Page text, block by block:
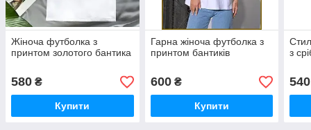
Жіноча футболка з
принтом золотого бантика
580 ₴
Купити
Гарна жіноча футболка з
принтом бантиків
600₴
Купити
з
540